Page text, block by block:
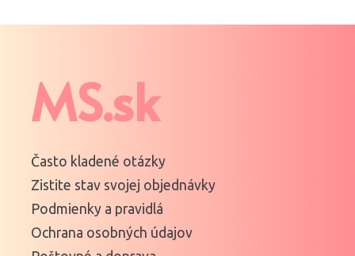
MS.sk
Často kladené otázky
Zistite stav svojej objednávky
Podmienky a pravidlá
Ochrana osobných údajov